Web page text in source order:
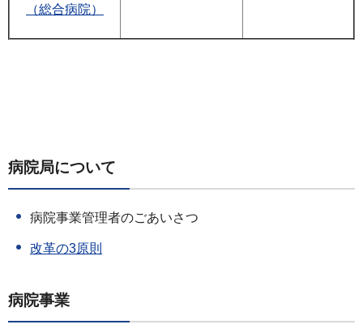
（総合病院）
病院局について
病院事業管理者のごあいさつ
改革の3原則
病院事業